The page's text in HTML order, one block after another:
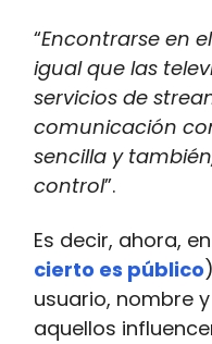
“Encontrarse en
igual que las
servicios de
comunicación
sencilla y
control”.
Es decir, ahora,
cierto es público
usuario, nombre
aquellos